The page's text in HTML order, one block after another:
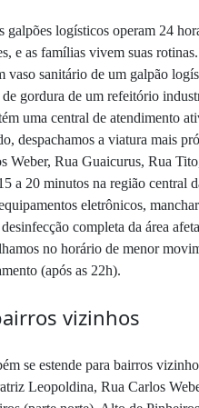
logísticos operam 24
as famílias vivem suas
vaso sanitário de um galpão
gordura de um refeitório
uma central de atendimento
despachamos a viatura mais
Weber, Rua Guaicurus, Rua
a 20 minutos na região
eletrônicos,
completa da área
no horário de menor
(após as 22h).
vizinhos
se estende para bairros
Leopoldina, Rua Carlos